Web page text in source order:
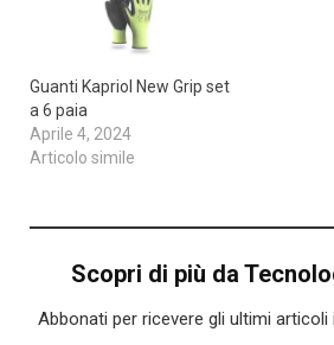
Guanti Kapriol New Grip set
a 6 paia
Aprile 4, 2024
Articolo simile
Scopri di più da
Abbonati per ricevere gli ultimi articoli